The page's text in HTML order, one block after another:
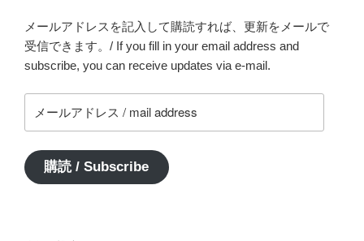
メールアドレスを記入して購読すれば、更新をメールで
受信できます。/ If you fill in your email address and
subscribe, you can receive updates via e-mail.
ー
ア
ド
購読 / Subscribe